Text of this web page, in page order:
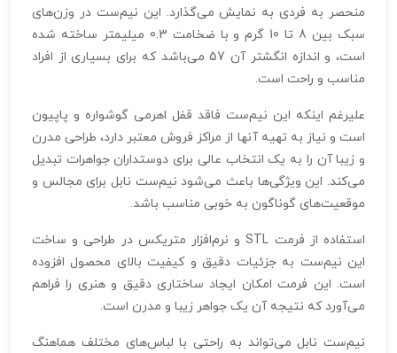
منحصر به فردی به نمایش می‌گذارد. این نیم‌ست در وزن‌های
سبک بین 8 تا 10 گرم و با ضخامت 0.3 میلیمتر ساخته شده
است، و اندازه انگشتر آن 57 می‌باشد که برای بسیاری از افراد
مناسب و راحت است.
علیرغم اینکه این نیم‌ست فاقد قفل اهرمی گوشواره و پاپیون
است و نیاز به تهیه آنها از مراکز فروش معتبر دارد، طراحی مدرن
و زیبا آن را به یک انتخاب عالی برای دوستداران جواهرات تبدیل
می‌کند. این ویژگی‌ها باعث می‌شود نیم‌ست نابل برای مجالس و
موقعیت‌های گوناگون به خوبی مناسب باشد.
استفاده از فرمت STL و نرم‌افزار متریکس در طراحی و ساخت
این نیم‌ست به جزئیات دقیق و کیفیت بالای محصول افزوده
است. این فرمت امکان ایجاد ساختاری دقیق و هنری را فراهم
می‌آورد که نتیجه آن یک جواهر زیبا و مدرن است.
نیم‌ست نابل می‌تواند به راحتی با لباس‌های مختلف هماهنگ